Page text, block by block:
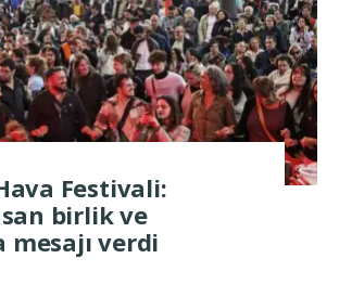
Festivali:
birlik ve
mesajı verdi